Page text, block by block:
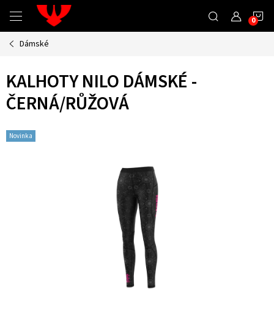
obsah
Dámské
KALHOTY NILO DÁMSKÉ -
ČERNÁ/RŮŽOVÁ
Novinka